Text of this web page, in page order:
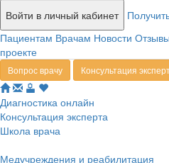
Войти в личный кабинет
Пациентам Врачам Новости Отзывы
проекте
Вопрос врачу Консультация
Диагностика онлайн
Консультация эксперта
Школа врача
Медучреждения и реабилитация